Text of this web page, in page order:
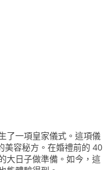
了一項皇家儀式。這項儀
容秘方。在婚禮前的 40
大日子做準備。如今，這